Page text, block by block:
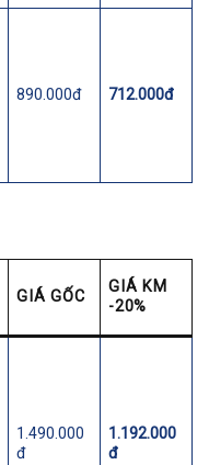
890.000đ 712.000đ
GIÁ GỐC
GIÁ KM
-20%
1.490.000
đ
1.192.000
đ